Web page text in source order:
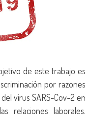
de este trabajo es
por razones
virus SARS-Cov-2 en
relaciones laborales.